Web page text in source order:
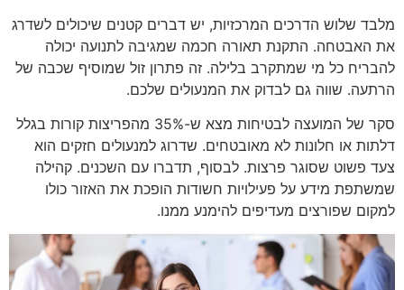
מלבד שלוש הדרכים המרכזיות, יש דברים קטנים שיכולים לשדרג
את האבטחה. התקנת תאורה חכמה שמגיבה לתנועה יכולה
להבריח כל מי שמתקרב בלילה. זה פתרון זול שמוסיף שכבה של
הרתעה. שווה גם לבדוק את המנעולים שלכם.
סקר של המועצה לבטיחות מצא ש-35% מהפריצות קורות בגלל
דלתות או חלונות לא מאובטחים. שדרוג למנעולים חזקים הוא
צעד פשוט שסוגר פרצות. לבסוף, תדברו עם השכנים. קהילה
שמשתפת מידע על פעילויות חשודות הופכת את האזור כולו
למקום שפורצים מעדיפים להימנע ממנו.